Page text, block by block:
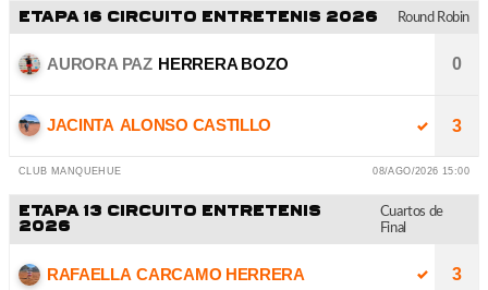
ETAPA 16 CIRCUITO ENTRETENIS 2026 Round Robin
AURORA PAZ HERRERA BOZO 0
JACINTA ALONSO CASTILLO 3
CLUB MANQUEHUE 08/AGO/2026 15:00
ETAPA 13 CIRCUITO ENTRETENIS
2026
Cuartos de
Final
RAFAELLA CARCAMO HERRERA 3